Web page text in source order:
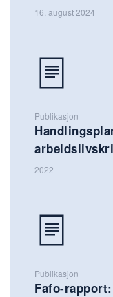
16. august 2024
Publikasjon
2022
Publikasjon
Fafo-